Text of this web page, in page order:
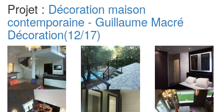
Projet : Décoration maison
contemporaine - Guillaume Macré
Décoration(12/17)